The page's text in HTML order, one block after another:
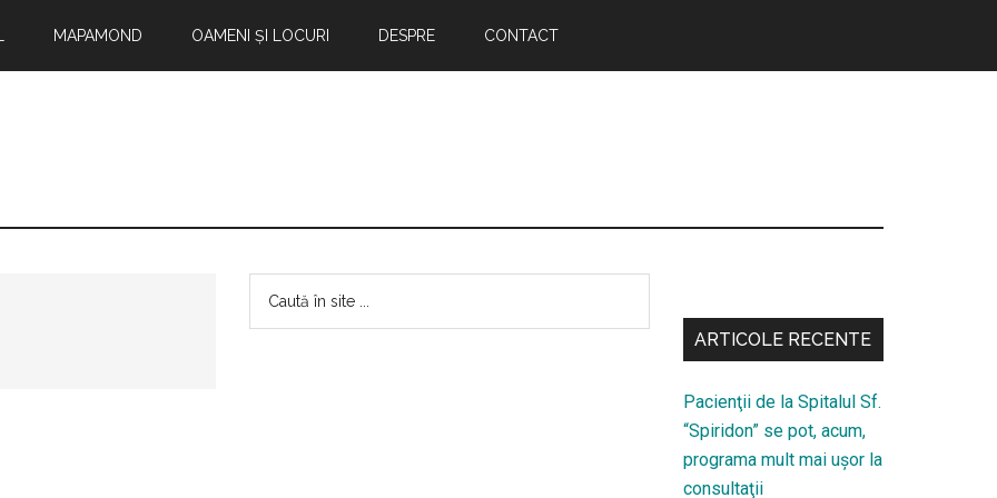
MAPAMOND OAMENI ȘI LOCURI DESPRE CONTACT
Bara
principală
secundara
ARTICOLE RECENTE
Pacienţii de la Spitalul Sf.
“Spiridon” se pot, acum,
programa mult mai uşor la
consultaţii